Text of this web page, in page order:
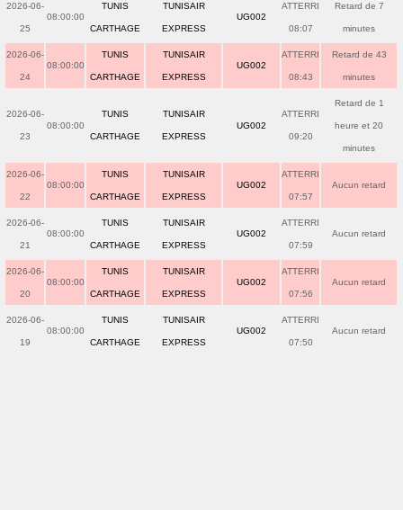
2026-06-
25
08:00:00
TUNIS
CARTHAGE
TUNISAIR
EXPRESS
UG002
ATTERRI
08:07
Retard de 7
minutes
2026-06-
24
08:00:00
TUNIS
CARTHAGE
TUNISAIR
EXPRESS
UG002
ATTERRI
08:43
Retard de 43
minutes
2026-06-
23
08:00:00
TUNIS
CARTHAGE
TUNISAIR
EXPRESS
UG002
ATTERRI
09:20
Retard de 1
heure et 20
minutes
2026-06-
22
08:00:00
TUNIS
CARTHAGE
TUNISAIR
EXPRESS
UG002
ATTERRI
07:57
Aucun retard
2026-06-
21
08:00:00
TUNIS
CARTHAGE
TUNISAIR
EXPRESS
UG002
ATTERRI
07:59
Aucun retard
2026-06-
20
08:00:00
TUNIS
CARTHAGE
TUNISAIR
EXPRESS
UG002
ATTERRI
07:56
Aucun retard
2026-06-
19
08:00:00
TUNIS
CARTHAGE
TUNISAIR
EXPRESS
UG002
ATTERRI
07:50
Aucun retard